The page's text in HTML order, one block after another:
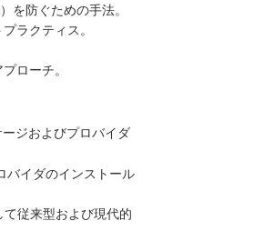
を防ぐための手法。
ラクティス。
ローチ。
ジおよびプロバイダ
イダのインストール
従来型および現代的